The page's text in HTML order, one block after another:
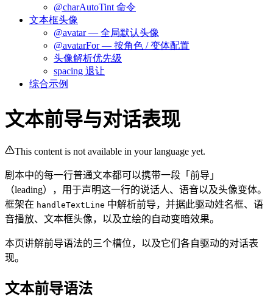
@charAutoTint 命令
文本框头像
@avatar — 全局默认头像
@avatarFor — 按角色 / 变体配置
头像解析优先级
spacing 退让
综合示例
文本前导与对话表现
This content is not available in your language yet.
剧本中的每一行普通文本都可以携带一段「前导」
（leading），用于声明这一行的说话人、语音以及头像变体。
框架在 handleTextLine 中解析前导，并据此驱动姓名框、语
音播放、文本框头像，以及立绘的自动变暗效果。
本页讲解前导语法的三个槽位，以及它们各自驱动的对话表
现。
文本前导语法